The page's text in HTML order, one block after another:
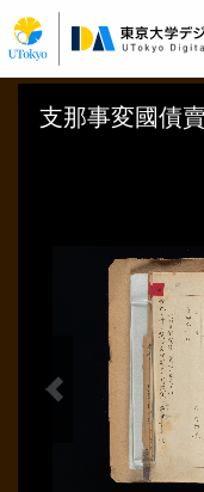
イ
ン
コ